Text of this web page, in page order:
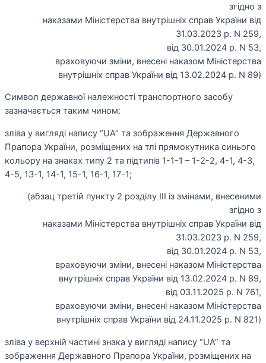
згідно з
наказами Міністерства внутрішніх справ України від
31.03.2023 р. N 259,
від 30.01.2024 р. N 53,
враховуючи зміни, внесені наказом Міністерства
внутрішніх справ України від 13.02.2024 р. N 89)
Символ державної належності транспортного засобу
зазначається таким чином:
зліва у вигляді напису “UA” та зображення Державного
Прапора України, розміщених на тлі прямокутника синього
кольору на знаках типу 2 та підтипів 1-1-1 – 1-2-2, 4-1, 4-3,
4-5, 13-1, 14-1, 15-1, 16-1, 17-1;
(абзац третій пункту 2 розділу III із змінами, внесеними
згідно з
наказами Міністерства внутрішніх справ України від
31.03.2023 р. N 259,
від 30.01.2024 р. N 53,
враховуючи зміни, внесені наказом Міністерства
внутрішніх справ України від 13.02.2024 р. N 89,
від 03.11.2025 р. N 761,
враховуючи зміни, внесені наказом Міністерства
внутрішніх справ України від 24.11.2025 р. N 821)
зліва у верхній частині знака у вигляді напису “UA” та
зображення Державного Прапора України, розміщених на